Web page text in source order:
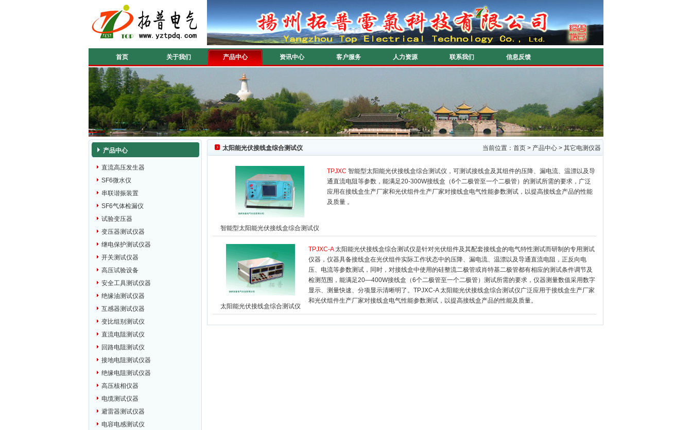
首页 关于我们 产品中心 资讯中心 客户服务 人力资源 联系我们 信息反馈
产品中心
直流高压发生器
SF6微水仪
串联谐振装置
SF6气体检漏仪
试验变压器
变压器测试仪器
继电保护测试仪器
开关测试仪器
高压试验设备
安全工具测试仪器
绝缘油测试仪器
互感器测试仪器
变比组别测试仪
直流电阻测试仪
回路电阻测试仪
接地电阻测试仪器
绝缘电阻测试仪器
高压核相仪器
电缆测试仪器
避雷器测试仪器
电容电感测试仪
当前位置： 首页 > 产品中心 > 其它电测仪器
太阳能光伏接线盒综合测试仪
智能型太阳能光伏接线盒综合测试仪
TPJXC 智能型太阳能光伏接线盒综合测试仪，可测试接线盒及其组件的压降、漏电流、温漂以及导
通直流电阻等参数，能满足20-300W接线盒（6个二极管至一个二极管）的测试所需的要求，广泛
应用在接线盒生产厂家和光伏组件生产厂家对接线盒电气性能参数测试，以提高接线盒产品的性能
及质量 。
太阳能光伏接线盒综合测试仪
TPJXC-A太阳能光伏接线盒综合测试仪是针对光伏组件及其配套接线盒的电气特性测试而研制的专用测试
仪器，仪器具备接线盒在光伏组件实际工作状态中的压降、漏电流、温漂以及导通直流电阻，正反向电
压、电流等参数测试，同时，对接线盒中使用的硅整流二极管或肖特基二极管都有相应的测试条件调节及
检测范围，能满足20—400W接线盒（6个二极管至一个二极管）测试所需的要求，仪器测量数值采用数字
显示、测量快速、分项显示清晰明了。TPJXC-A 太阳能光伏接线盒综合测试仪广泛应用于接线盒生产厂家
和光伏组件生产厂家对接线盒电气性能参数测试，以提高接线盒产品的性能及质量。